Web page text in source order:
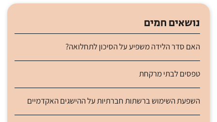
נושאים חמים
האם סדר הלידה משפיע על הסיכון לתחלואה?
טפסים לבתי מרקחת
השפעת השימוש ברשתות חברתיות על ההישגים האקדמיים